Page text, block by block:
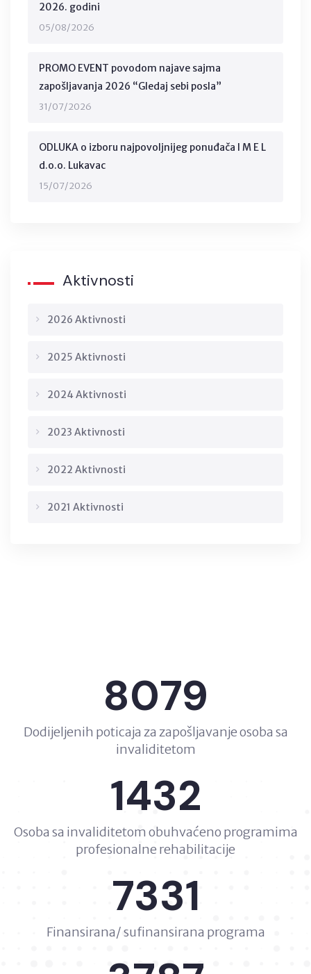
2026. godini
05/08/2026
PROMO EVENT povodom najave sajma
zapošljavanja 2026 “Gledaj sebi posla”
31/07/2026
ODLUKA o izboru najpovoljnijeg ponuđača I M E L
d.o.o. Lukavac
15/07/2026
Aktivnosti
2026 Aktivnosti
2025 Aktivnosti
2024 Aktivnosti
2023 Aktivnosti
2022 Aktivnosti
2021 Aktivnosti
8079
Dodijeljenih poticaja za zapošljavanje osoba sa
invaliditetom
1432
Osoba sa invaliditetom obuhvaćeno programima
profesionalne rehabilitacije
7331
Finansirana/ sufinansirana programa